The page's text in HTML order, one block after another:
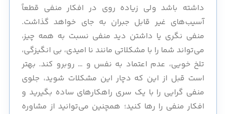
داشته باشد ولی زیاده روی در افکار منفی قطعاً
آسیب‌های غیر قابل جبران به جای خواهد گذاشت.
منفی نگری یا داشتن دید منفی نسبت به همه چیز،
می‌تواند شما را با مشکلاتی مانند نا امیدی، بی انگیزگی،
تلخ خویی، عدم اعتماد به نفس و … روبرو کند. بهتر
است قبل از این که دچار این مشکلات شوید، جلوی
منفی گرایی را با یک سری راهکارهای ساده بگیرید و
افکار منفی را رها کنید؛ همچنین می‌توانید از مشاوره